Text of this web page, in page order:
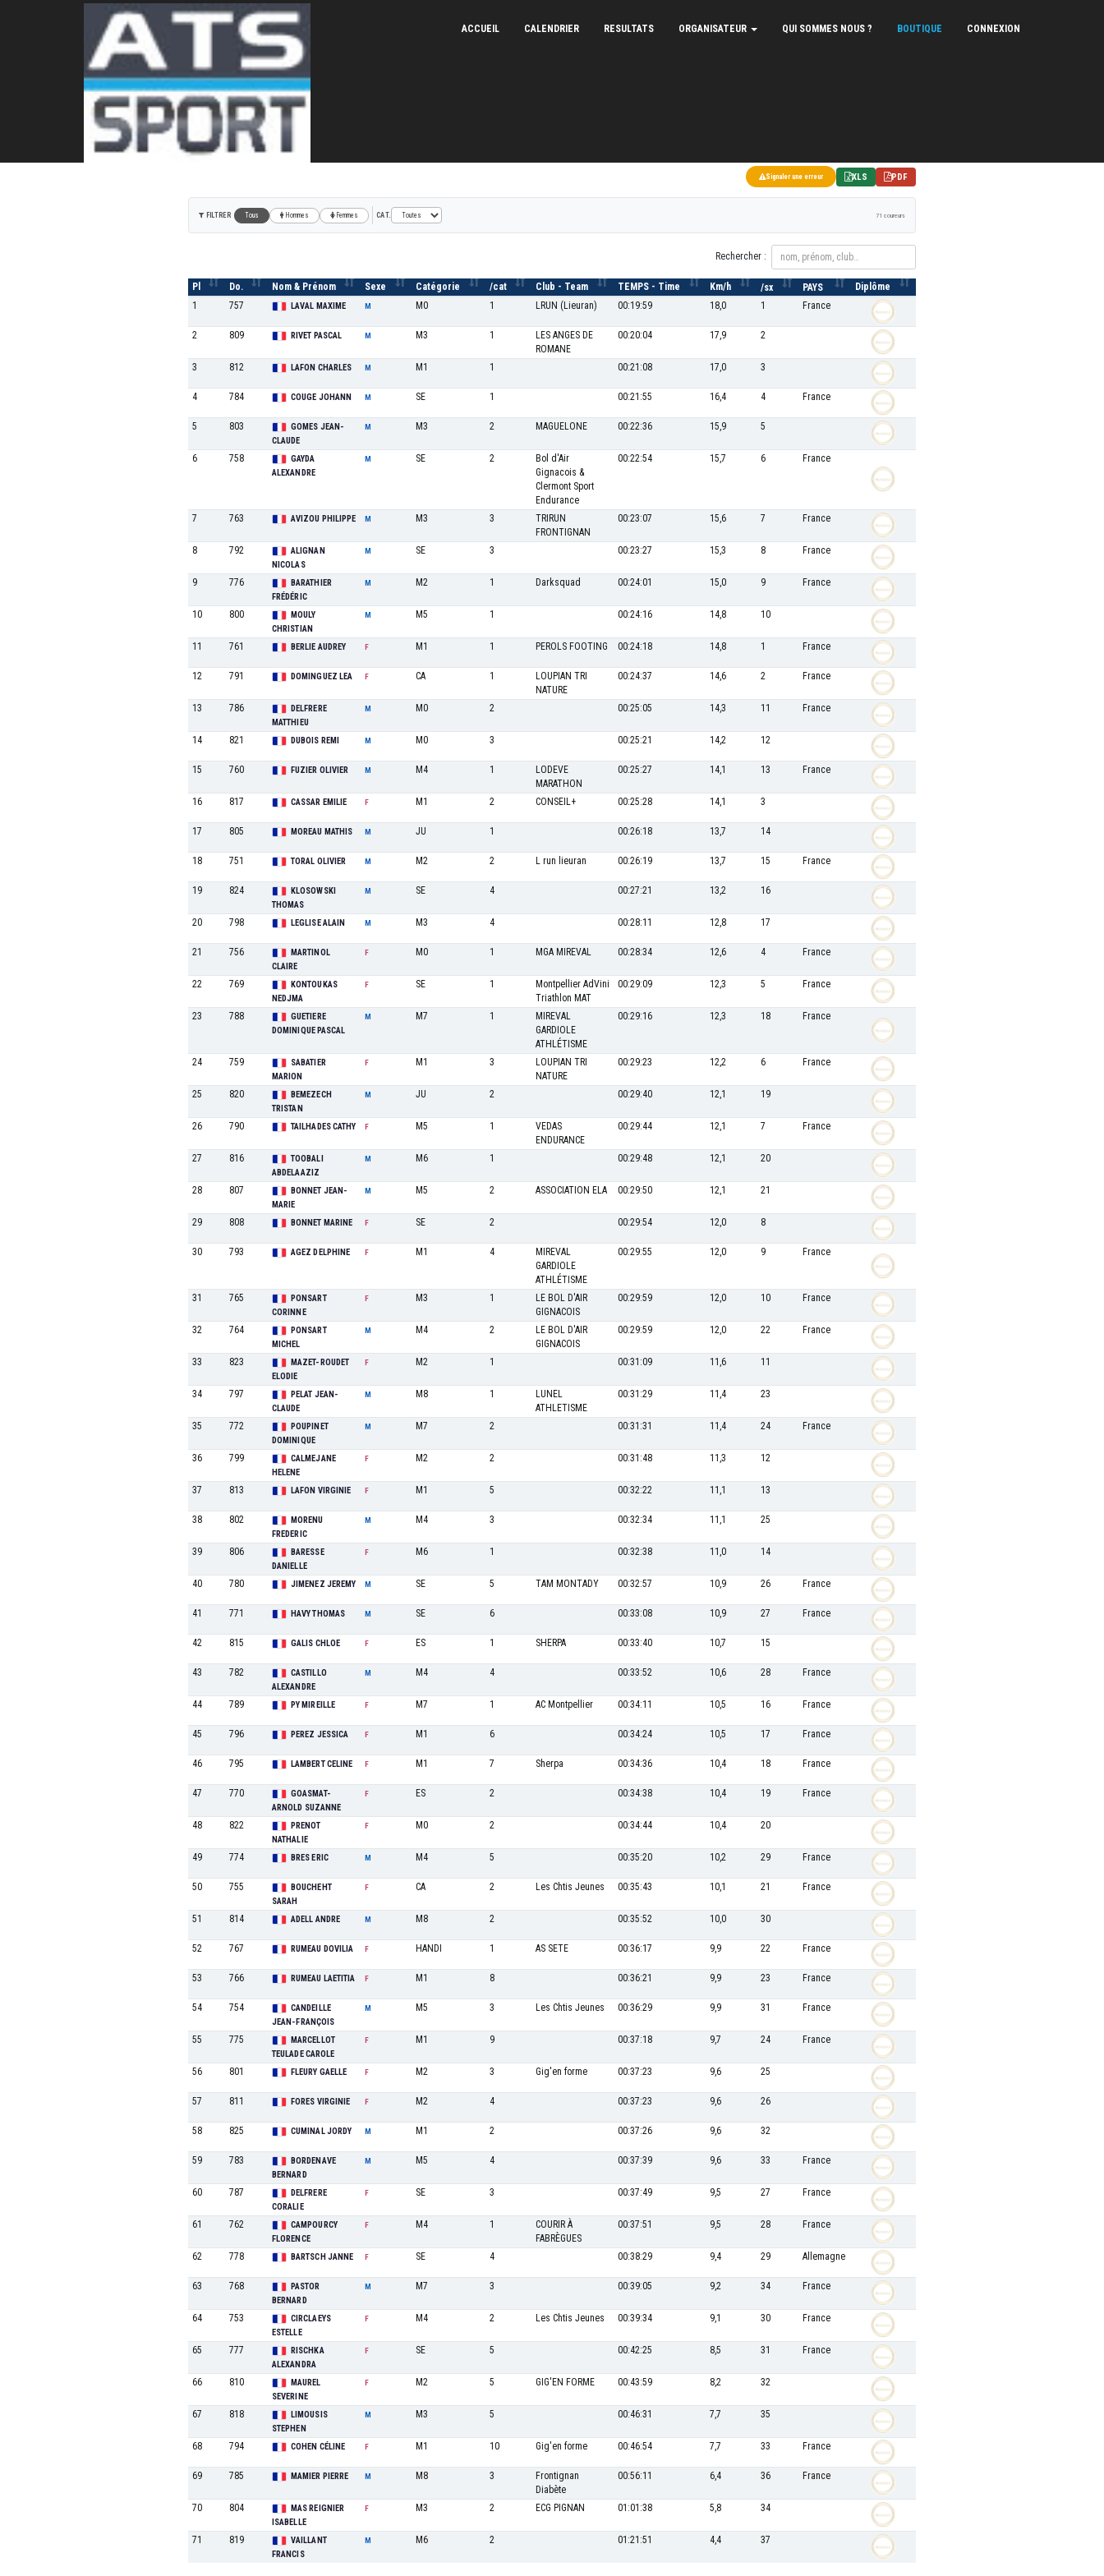
ACCUEIL CALENDRIER RESULTATS ORGANISATEUR QUI SOMMES NOUS ? BOUTIQUE CONNEXION
30° foulées des droits de l'Homme
6 KM
Signaler une erreur XLS PDF
FILTRER Tous Hommes Femmes CAT. 71 coureurs
Rechercher :
Pl Do. Nom & Prénom Sexe Catégorie /cat Club - Team TEMPS - Time Km/h /sx PAYS
Diplôme
1
757 LAVAL MAXIME M M0 1 LRUN (Lieuran) 00:19:59 18,0 1 France
2 809 RIVET PASCAL M M3 1
LES ANGES DE
ROMANE
00:20:04 17,9 2
3 812 LAFON CHARLES M M1 1 00:21:08 17,0 3
4 784 COUGE JOHANN M SE 1 00:21:55 16,4 4 France
5 803
GOMES JEAN-
CLAUDE
M M3 2 MAGUELONE 00:22:36 15,9 5
6 758
GAYDA
ALEXANDRE
M SE 2
Bol d'Air
Gignacois &
Clermont Sport
Endurance
00:22:54 15,7 6 France
7 763 AVIZOU PHILIPPE M M3 3
TRIRUN
FRONTIGNAN
00:23:07 15,6 7 France
8 792
ALIGNAN
NICOLAS
M SE 3 00:23:27 15,3 8 France
9 776
BARATHIER
FRÉDÉRIC
M M2 1 Darksquad 00:24:01 15,0 9 France
10 800
MOULY
CHRISTIAN
M M5 1 00:24:16 14,8 10
11 761 BERLIE AUDREY F M1 1 PEROLS FOOTING 00:24:18 14,8 1 France
12 791 DOMINGUEZ LEA F CA 1
LOUPIAN TRI
NATURE
00:24:37 14,6 2 France
13 786
DELFRERE
MATTHIEU
M M0 2 00:25:05 14,3 11 France
14 821 DUBOIS REMI M M0 3 00:25:21 14,2 12
15 760 FUZIER OLIVIER M M4 1
LODEVE
MARATHON
00:25:27 14,1 13 France
16 817 CASSAR EMILIE F M1 2 CONSEIL+ 00:25:28 14,1 3
17 805 MOREAU MATHIS M JU 1 00:26:18 13,7 14
18 751 TORAL OLIVIER M M2 2 L run lieuran 00:26:19 13,7 15 France
19 824
KLOSOWSKI
THOMAS
M SE 4 00:27:21 13,2 16
20 798 LEGLISE ALAIN M M3 4 00:28:11 12,8 17
21 756
MARTINOL
CLAIRE
F M0 1 MGA MIREVAL 00:28:34 12,6 4 France
22 769
KONTOUKAS
NEDJMA
F SE 1
Montpellier AdVini
Triathlon MAT
00:29:09 12,3 5 France
23 788
GUETIERE
DOMINIQUE PASCAL
M M7 1
MIREVAL
GARDIOLE
ATHLÉTISME
00:29:16 12,3 18 France
24 759
SABATIER
MARION
F M1 3
LOUPIAN TRI
NATURE
00:29:23 12,2 6 France
25 820
BEMEZECH
TRISTAN
M JU 2 00:29:40 12,1 19
26 790 TAILHADES CATHY F M5 1
VEDAS
ENDURANCE
00:29:44 12,1 7 France
27 816
TOOBALI
ABDELAAZIZ
M M6 1 00:29:48 12,1 20
28 807
BONNET JEAN-
MARIE
M M5 2 ASSOCIATION ELA 00:29:50 12,1 21
29 808 BONNET MARINE F SE 2 00:29:54 12,0 8
30 793 AGEZ DELPHINE F M1 4
MIREVAL
GARDIOLE
ATHLÉTISME
00:29:55 12,0 9 France
31 765
PONSART
CORINNE
F M3 1
LE BOL D'AIR
GIGNACOIS
00:29:59 12,0 10 France
32 764
PONSART
MICHEL
M M4 2
LE BOL D'AIR
GIGNACOIS
00:29:59 12,0 22 France
33 823
MAZET-ROUDET
ELODIE
F M2 1 00:31:09 11,6 11
34 797
PELAT JEAN-
CLAUDE
M M8 1
LUNEL
ATHLETISME
00:31:29 11,4 23
35 772
POUPINET
DOMINIQUE
M M7 2 00:31:31 11,4 24 France
36 799
CALMEJANE
HELENE
F M2 2 00:31:48 11,3 12
37 813 LAFON VIRGINIE F M1 5 00:32:22 11,1 13
38 802
MORENU
FREDERIC
M M4 3 00:32:34 11,1 25
39 806
BARESSE
DANIELLE
F M6 1 00:32:38 11,0 14
40 780 JIMENEZ JEREMY M SE 5 TAM MONTADY 00:32:57 10,9 26 France
41 771 HAVY THOMAS M SE 6 00:33:08 10,9 27 France
42 815 GALIS CHLOE F ES 1 SHERPA 00:33:40 10,7 15
43 782
CASTILLO
ALEXANDRE
M M4 4 00:33:52 10,6 28 France
44 789 PY MIREILLE F M7 1 AC Montpellier 00:34:11 10,5 16 France
45 796 PEREZ JESSICA F M1 6 00:34:24 10,5 17 France
46 795 LAMBERT CELINE F M1 7 Sherpa 00:34:36 10,4 18 France
47 770
GOASMAT-
ARNOLD SUZANNE
F ES 2 00:34:38 10,4 19 France
48 822
PRENOT
NATHALIE
F M0 2 00:34:44 10,4 20
49 774 BRES ERIC M M4 5 00:35:20 10,2 29 France
50 755
BOUCHEHT
SARAH
F CA 2 Les Chtis Jeunes 00:35:43 10,1 21 France
51 814 ADELL ANDRE M M8 2 00:35:52 10,0 30
52 767 RUMEAU DOVILIA F HANDI 1 AS SETE 00:36:17 9,9 22 France
53 766 RUMEAU LAETITIA F M1 8 00:36:21 9,9 23 France
54 754
CANDEILLE
JEAN-FRANÇOIS
M M5 3 Les Chtis Jeunes 00:36:29 9,9 31 France
55 775
MARCELLOT
TEULADE CAROLE
F M1 9 00:37:18 9,7 24 France
56 801 FLEURY GAELLE F M2 3 Gig'en forme 00:37:23 9,6 25
57 811 FORES VIRGINIE F M2 4 00:37:23 9,6 26
58 825 CUMINAL JORDY M M1 2 00:37:26 9,6 32
59 783
BORDENAVE
BERNARD
M M5 4 00:37:39 9,6 33 France
60 787
DELFRERE
CORALIE
F SE 3 00:37:49 9,5 27 France
61 762
CAMPOURCY
FLORENCE
F M4 1
COURIR À
FABRÈGUES
00:37:51 9,5 28 France
62 778 BARTSCH JANNE F SE 4 00:38:29 9,4 29 Allemagne
63 768
PASTOR
BERNARD
M M7 3 00:39:05 9,2 34 France
64 753
CIRCLAEYS
ESTELLE
F M4 2 Les Chtis Jeunes 00:39:34 9,1 30 France
65 777
RISCHKA
ALEXANDRA
F SE 5 00:42:25 8,5 31 France
66 810
MAUREL
SEVERINE
F M2 5 GIG'EN FORME 00:43:59 8,2 32
67 818
LIMOUSIS
STEPHEN
M M3 5 00:46:31 7,7 35
68 794 COHEN CÉLINE F M1 10 Gig'en forme 00:46:54 7,7 33 France
69 785 MAMIER PIERRE M M8 3
Frontignan
Diabète
00:56:11 6,4 36 France
70 804
MAS REIGNIER
ISABELLE
F M3 2 ECG PIGNAN 01:01:38 5,8 34
71 819
VAILLANT
FRANCIS
M M6 2 01:21:51 4,4 37